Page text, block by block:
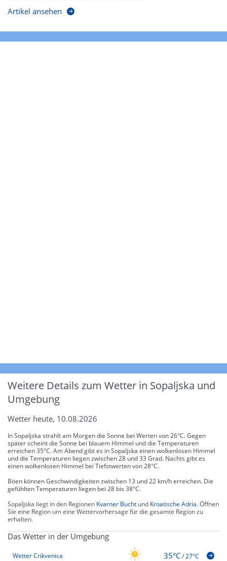
Artikel ansehen
Weitere Details zum Wetter in Sopaljska und
Umgebung
Wetter heute, 10.08.2026
In Sopaljska strahlt am Morgen die Sonne bei Werten von 26°C. Gegen
später scheint die Sonne bei blauem Himmel und die Temperaturen
erreichen 35°C. Am Abend gibt es in Sopaljska einen wolkenlosen Himmel
und die Temperaturen liegen zwischen 28 und 33 Grad. Nachts gibt es
einen wolkenlosen Himmel bei Tiefstwerten von 28°C.
Böen können Geschwindigkeiten zwischen 13 und 22 km/h erreichen. Die
gefühlten Temperaturen liegen bei 28 bis 38°C.
Sopaljska liegt in den Regionen Kvarner Bucht und Kroatische Adria. Öffnen
Sie eine Region um eine Wettervorhersage für die gesamte Region zu
erhalten.
Das Wetter in der Umgebung
Wetter Crikvenica 35°C/27°C